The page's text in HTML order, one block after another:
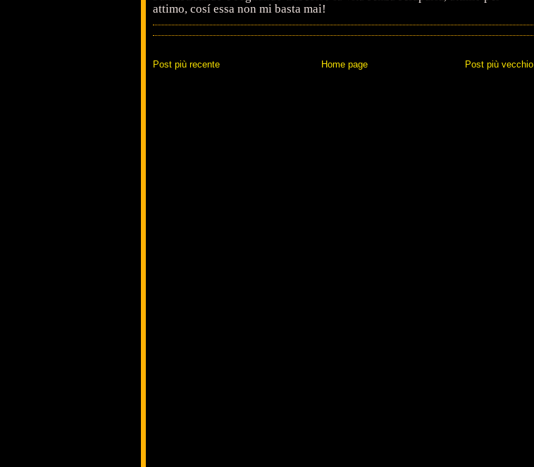
attimo, cosí essa non mi basta mai!
Post più recente Post più vecchio
Home page